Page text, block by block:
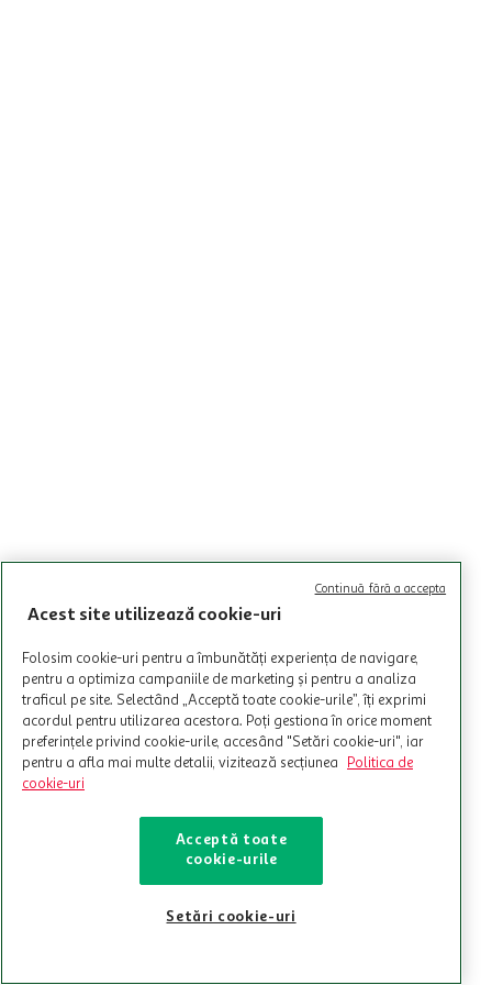
Acest site utilizează cookie-uri
Folosim cookie-uri pentru a îmbunătăți experiența de navigare,
pentru a optimiza campaniile de marketing și pentru a analiza
traficul pe site. Selectând „Acceptă toate cookie-urile”, îți exprimi
acordul pentru utilizarea acestora. Poți gestiona în orice moment
preferințele privind cookie-urile, accesând "Setări cookie-uri", iar
pentru a afla mai multe detalii, vizitează secțiunea
Politica de
cookie-uri
Acceptă toate
cookie-urile
Setări cookie-uri
Continuă fără a accepta